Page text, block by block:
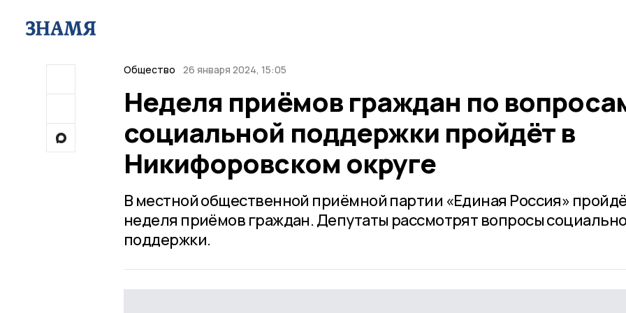
Общество 26 января 2024, 15:05
Неделя приёмов граждан по
социальной поддержки пройдёт в
Никифоровском округе
В местной общественной приёмной партии «Единая Россия»
неделя приёмов граждан. Депутаты рассмотрят вопросы
поддержки.